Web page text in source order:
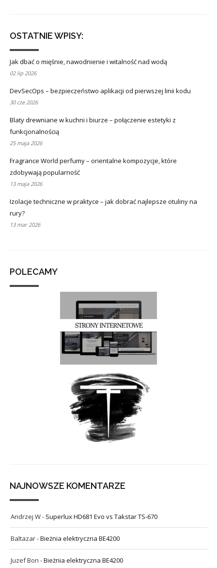
OSTATNIE WPISY:
Jak dbać o mięśnie, nawodnienie i witalność nad wodą
02 lip 2026
DevSecOps – bezpieczeństwo aplikacji od pierwszej linii kodu
30 cze 2026
Blaty drewniane w kuchni i biurze – połączenie estetyki z
funkcjonalnością
25 maja 2026
Fragrance World perfumy – orientalne kompozycje, które
zdobywają popularność
13 maja 2026
Izolacje techniczne w praktyce – jak dobrać najlepsze otuliny na
rury?
13 mar 2026
POLECAMY
NAJNOWSZE KOMENTARZE
Andrzej W- Superlux HD681 Evo vs Takstar TS-670
Baltazar-Bieżnia elektryczna BE4200
Juzef Bon -Bieżnia elektryczna BE4200